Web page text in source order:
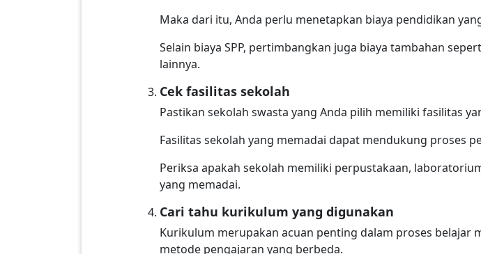
Maka dari itu, Anda perlu menetapkan biaya pendidikan
Selain biaya SPP, pertimbangkan juga biaya tambahan
lainnya.
Cek fasilitas sekolah
Pastikan sekolah swasta yang Anda pilih memiliki fasilitas
Fasilitas sekolah yang memadai dapat mendukung proses
Periksa apakah sekolah memiliki perpustakaan,
yang memadai.
Cari tahu kurikulum yang digunakan
Kurikulum merupakan acuan penting dalam proses belajar
metode pengajaran yang berbeda.